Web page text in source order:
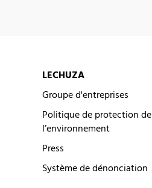
LECHUZA
Groupe d'entreprises
Politique de protection de
l’environnement
Press
Système de dénonciation